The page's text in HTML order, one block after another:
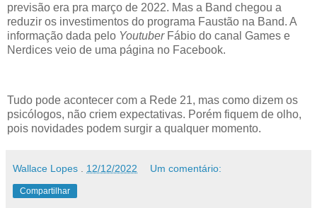
previsão era pra março de 2022. Mas a Band chegou a
reduzir os investimentos do programa Faustão na Band. A
informação dada pelo Youtuber Fábio do canal Games e
Nerdices veio de uma página no Facebook.
Tudo pode acontecer com a Rede 21, mas como dizem os
psicólogos, não criem expectativas. Porém fiquem de olho,
pois novidades podem surgir a qualquer momento.
Wallace Lopes . 12/12/2022 Um comentário:
Compartilhar